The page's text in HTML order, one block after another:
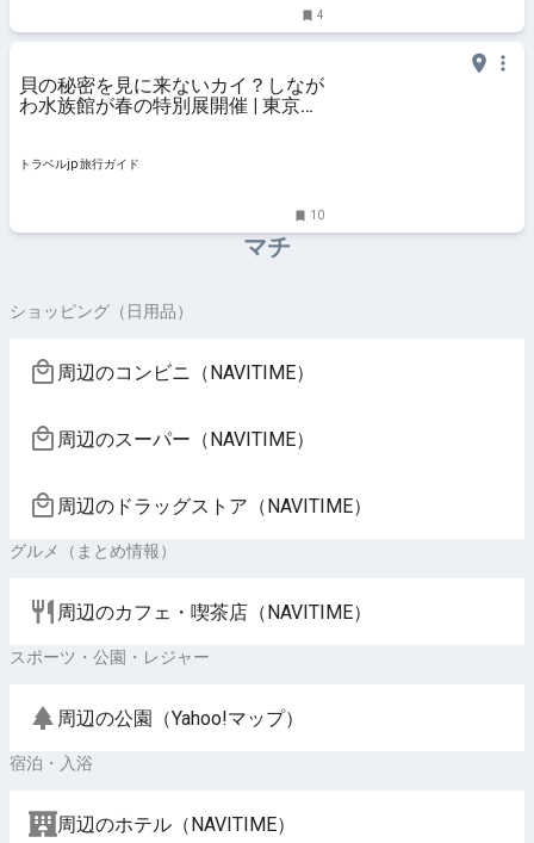
4
貝の秘密を見に来ないカイ？しなが
わ水族館が春の特別展開催 | 東京都
トラベルjp 旅行ガイド
10
マチ
ショッピング（日用品）
周辺のコンビニ（NAVITIME）
周辺のスーパー（NAVITIME）
周辺のドラッグストア（NAVITIME）
グルメ（まとめ情報）
周辺のカフェ・喫茶店（NAVITIME）
スポーツ・公園・レジャー
周辺の公園（Yahoo!マップ）
宿泊・入浴
周辺のホテル（NAVITIME）